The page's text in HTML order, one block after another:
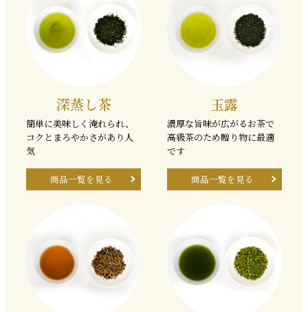
深蒸し茶
簡単に美味しく淹れられ、
コクとまろやかさがあり人
気
商品一覧を見る
玉露
濃厚な旨味が広がるお茶で
高級茶のため贈り物に最適
です
商品一覧を見る